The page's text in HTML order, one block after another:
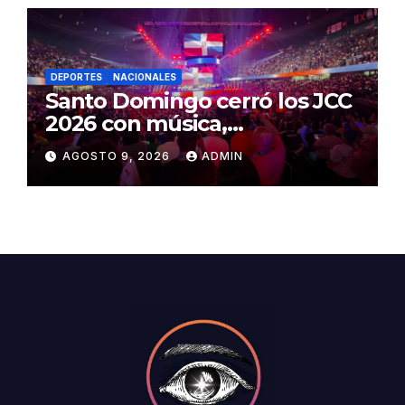
DEPORTES NACIONALES
Santo Domingo cerró los JCC
2026 con música,
reconocimientos y alegría
AGOSTO 9, 2026 ADMIN